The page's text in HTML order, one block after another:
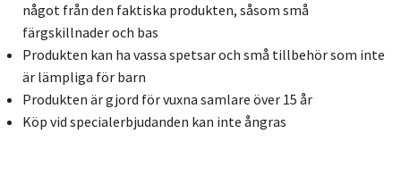
något från den faktiska produkten, såsom små
färgskillnader och bas
Produkten kan ha vassa spetsar och små tillbehör som inte
är lämpliga för barn
Produkten är gjord för vuxna samlare över 15 år
Köp vid specialerbjudanden kan inte ångras